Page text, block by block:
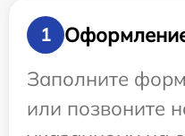
1
Заполните
или позвоните